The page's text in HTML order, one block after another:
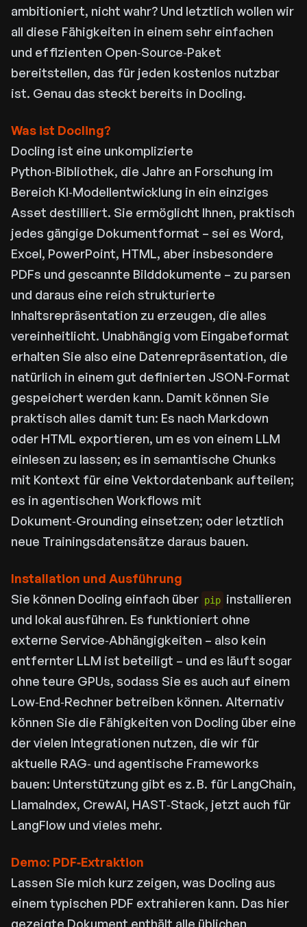
ambitioniert, nicht wahr? Und letztlich wollen wir
all diese Fähigkeiten in einem sehr einfachen
und effizienten Open‑Source‑Paket
bereitstellen, das für jeden kostenlos nutzbar
ist. Genau das steckt bereits in Docling.
Was ist Docling?
Docling ist eine unkomplizierte
Python‑Bibliothek, die Jahre an Forschung im
Bereich KI‑Modellentwicklung in ein einziges
Asset destilliert. Sie ermöglicht Ihnen, praktisch
jedes gängige Dokumentformat – sei es Word,
Excel, PowerPoint, HTML, aber insbesondere
PDFs und gescannte Bilddokumente – zu parsen
und daraus eine reich strukturierte
Inhaltsrepräsentation zu erzeugen, die alles
vereinheitlicht. Unabhängig vom Eingabeformat
erhalten Sie also eine Datenrepräsentation, die
natürlich in einem gut definierten JSON‑Format
gespeichert werden kann. Damit können Sie
praktisch alles damit tun: Es nach Markdown
oder HTML exportieren, um es von einem LLM
einlesen zu lassen; es in semantische Chunks
mit Kontext für eine Vektordatenbank aufteilen;
es in agentischen Workflows mit
Dokument‑Grounding einsetzen; oder letztlich
neue Trainingsdatensätze daraus bauen.
Installation und Ausführung
Sie können Docling einfach über pip installieren
und lokal ausführen. Es funktioniert ohne
externe Service‑Abhängigkeiten – also kein
entfernter LLM ist beteiligt – und es läuft sogar
ohne teure GPUs, sodass Sie es auch auf einem
Low‑End‑Rechner betreiben können. Alternativ
können Sie die Fähigkeiten von Docling über eine
der vielen Integrationen nutzen, die wir für
aktuelle RAG‑ und agentische Frameworks
bauen: Unterstützung gibt es z. B. für LangChain,
LlamaIndex, CrewAI, HAST‑Stack, jetzt auch für
LangFlow und vieles mehr.
Demo: PDF‑Extraktion
Lassen Sie mich kurz zeigen, was Docling aus
einem typischen PDF extrahieren kann. Das hier
gezeigte Dokument enthält alle üblichen